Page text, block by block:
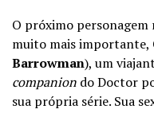
O próximo
muito mais importante,
Barrowman), um
companion do Doctor
sua própria série. Sua